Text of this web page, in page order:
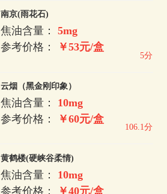
南京(雨花石)
焦油含量：5mg
参考价格：
￥53元/盒
5分
云烟（黑金刚印象）
焦油含量： 10mg
参考价格：
￥60元/盒
106.1分
黄鹤楼(硬峡谷柔情)
焦油含量： 10mg
参考价格：
￥40元/盒